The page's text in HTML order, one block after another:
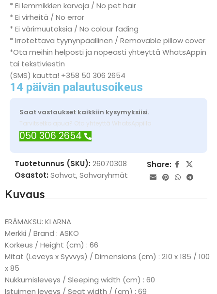
* Ei lemmikkien karvoja / No pet hair
* Ei virheitä / No error
* Ei värimuutoksia / No colour fading
* Irrotettava tyynynpäällinen / Removable pillow cover
*Ota meihin helposti ja nopeasti yhteyttä WhatsAppin
tai tekstiviestin
(SMS) kautta! +358 50 306 2654
14 päivän palautusoikeus
Saat vastaukset kaikkiin kysymyksiisi.
Tarvitsetko apua? Ota yhteyttä WhatsAppilla
050 306 2654
Tuotetunnus (SKU): 26070308
Osastot: Sohvat,Sohvaryhmät
Share:
Kuvaus
ERÄMAKSU: KLARNA
Merkki / Brand : ASKO
Korkeus / Height (cm) : 66
Mitat (Leveys x Syvvys) / Dimensions (cm) : 210 x 185 / 100
x 85
Nukkumisleveys / Sleeping width (cm) : 60
Istuimen leveys / Seat width / (cm) : 69